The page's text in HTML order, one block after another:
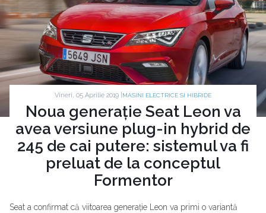
Vineri, 05 Aprilie 2019 | MASINI ELECTRICE SI HIBRIDE
Noua generație Seat Leon va
avea versiune plug-in hybrid de
245 de cai putere: sistemul va fi
preluat de la conceptul
Formentor
Seat a confirmat că viitoarea generație Leon va primi o variantă